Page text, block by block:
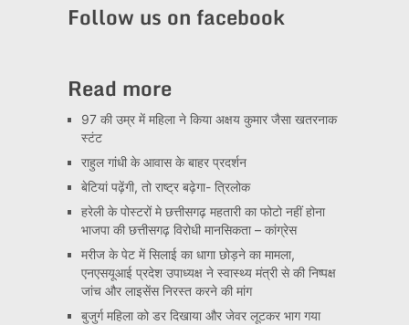
Follow us on facebook
Read more
97 की उम्र में महिला ने किया अक्षय कुमार जैसा खतरनाक
स्टंट
राहुल गांधी के आवास के बाहर प्रदर्शन
बेटियां पढ़ेंगी, तो राष्ट्र बढ़ेगा- त्रिलोक
हरेली के पोस्टरों मे छत्तीसगढ़ महतारी का फोटो नहीं होना
भाजपा की छत्तीसगढ़ विरोधी मानसिकता – कांग्रेस
मरीज के पेट में सिलाई का धागा छोड़ने का मामला,
एनएसयूआई प्रदेश उपाध्यक्ष ने स्वास्थ्य मंत्री से की निष्पक्ष
जांच और लाइसेंस निरस्त करने की मांग
बुजुर्ग महिला को डर दिखाया और जेवर लूटकर भाग गया